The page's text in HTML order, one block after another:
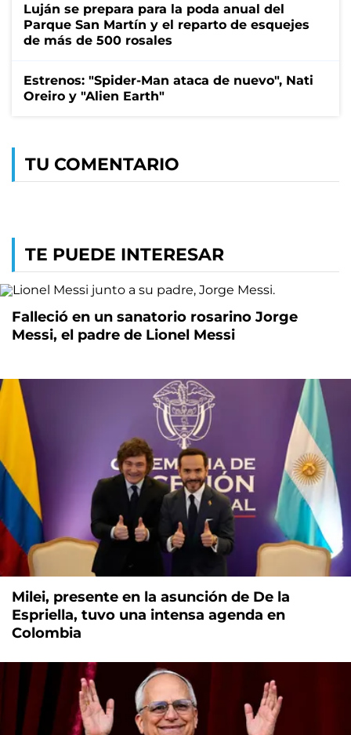
Luján se prepara para la poda anual del
Parque San Martín y el reparto de esquejes
de más de 500 rosales
Estrenos: "Spider-Man ataca de nuevo", Nati
Oreiro y "Alien Earth"
TU COMENTARIO
TE PUEDE INTERESAR
Falleció en un sanatorio rosarino Jorge
Messi, el padre de Lionel Messi
Milei, presente en la asunción de De la
Espriella, tuvo una intensa agenda en
Colombia